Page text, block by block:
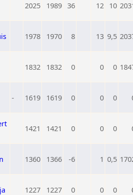
2025 1989 36 12 10
1978 1970 8 13 9,5
1832 1832 0 0 0
- 1619 1619 0 0 0
1421 1421 0 0 0
1360 1366 -6 1 0,5
1227 1227 0 0 0